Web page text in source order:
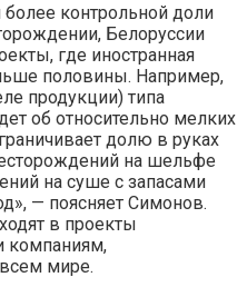
контрольной доли
Белоруссии
где иностранная
половины. Например,
продукции) типа
об относительно мелких
долю в руках
на шельфе
на суше с запасами
— поясняет Симонов.
в проекты
компаниям,
всем мире.